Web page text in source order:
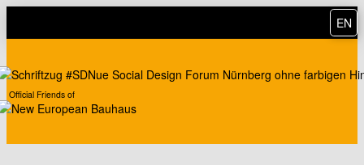
EN
Official Friends of